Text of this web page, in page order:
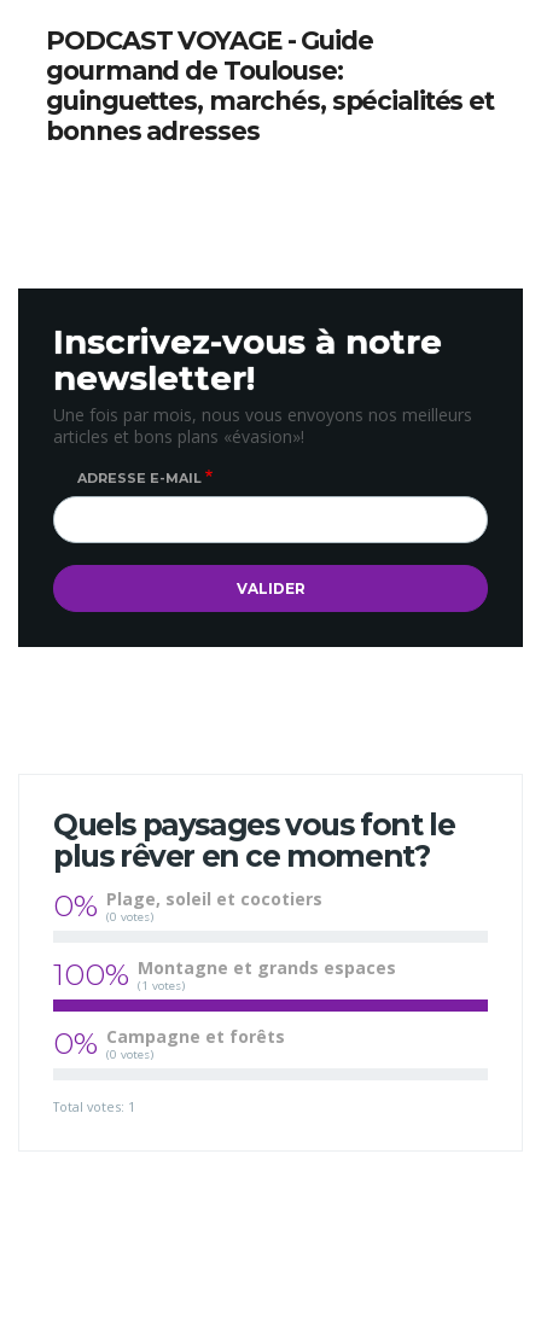
PODCAST VOYAGE - Guide
gourmand de Toulouse:
guinguettes, marchés, spécialités et
bonnes adresses
Inscrivez-vous à notre
newsletter!
Une fois par mois, nous vous envoyons nos meilleurs
articles et bons plans «évasion»!
ADRESSE E-MAIL
Quels paysages vous font le
plus rêver en ce moment?
0% Plage, soleil et cocotiers
(0 votes)
100% Montagne et grands espaces
(1 votes)
0% Campagne et forêts
(0 votes)
Total votes: 1